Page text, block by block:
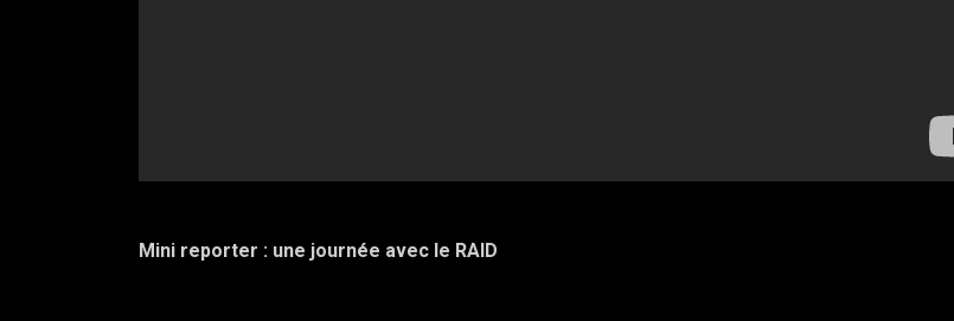
Mini reporter : une journée avec le RAID